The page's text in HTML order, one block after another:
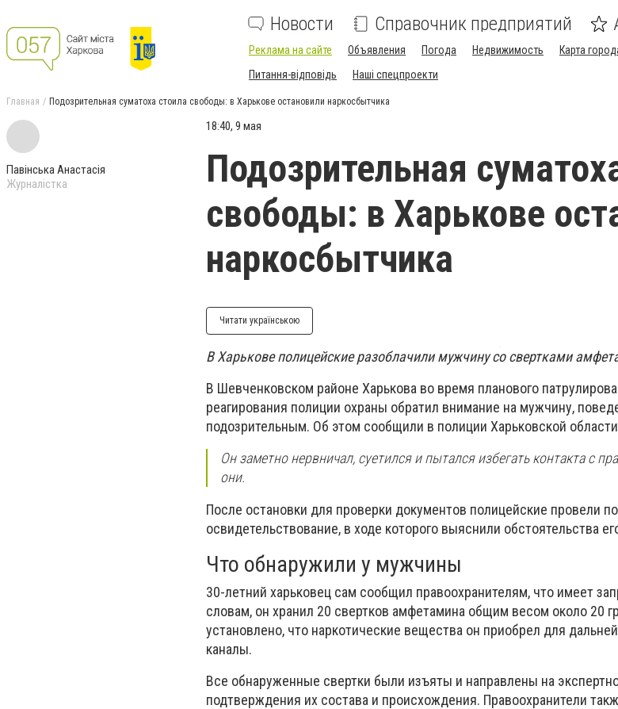
Новости Справочник предприятий
Реклама на сайте Объявления Погода Недвижимость Карта
Питання-відповідь
Наші спецпроекти
Главная Подозрительная суматоха стоила свободы: в Харькове остановили наркосбытчика
Павінська Анастасія
Журналістка
18:40, 9 мая
Подозрительная
свободы: в Харькове
наркосбытчика
Читати українською
В Харькове полицейские разоблачили мужчину со свертками
В Шевченковском районе Харькова во время планового
реагирования полиции охраны обратил внимание на мужчину,
подозрительным. Об этом сообщили в полиции Харьковской
Он заметно нервничал, суетился и пытался избегать контакта с
они.
После остановки для проверки документов полицейские провели
освидетельствование, в ходе которого выяснили обстоятельства
Что обнаружили у мужчины
30-летний харьковец сам сообщил правоохранителям, что имеет
словам, он хранил 20 свертков амфетамина общим весом около 20
установлено, что наркотические вещества он приобрел для
каналы.
Все обнаруженные свертки были изъяты и направлены на
подтверждения их состава и происхождения. Правоохранители